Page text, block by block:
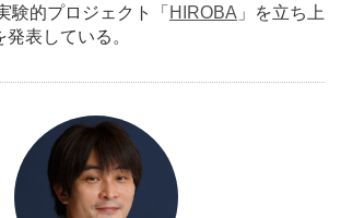
験的プロジェクト「 HIROBA 」を立ち上
表している。